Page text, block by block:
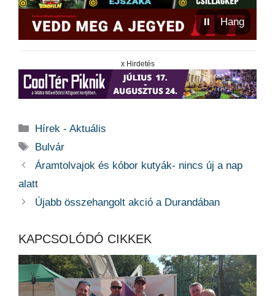
⏸ Hang
x Hirdetés
Kategória
Hírek - Aktuális
Címkék
Bulvár
Áramtolvajok és kóbor kutyák- nincs új a nap
alatt
Újabb összehangolt akció a Durandában
KAPCSOLÓDÓ CIKKEK